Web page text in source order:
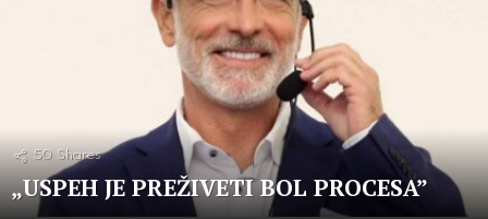
50 Shares
„USPEH JE PREŽIVETI BOL PROCESA”